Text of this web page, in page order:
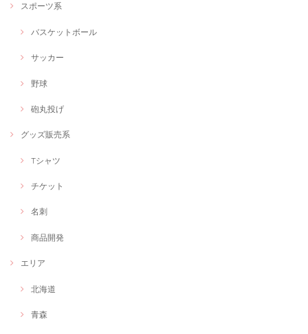
スポーツ系
バスケットボール
サッカー
野球
砲丸投げ
グッズ販売系
Tシャツ
チケット
名刺
商品開発
エリア
北海道
青森